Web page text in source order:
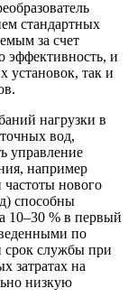
стандартных
за счет
и
установок, так и
нагрузки в
вод,
управление
например
частоты нового
способны
10–30 % в первый
по
срок службы при
затратах на
низкую